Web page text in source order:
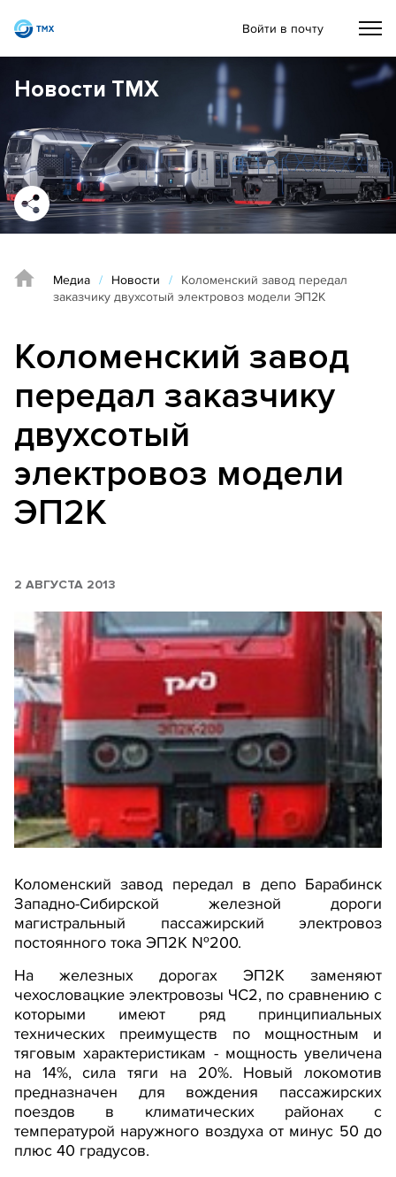
Войти в почту
Новости ТМХ
Медиа / Новости /
Коломенский завод передал
заказчику двухсотый электровоз модели ЭП2К
Коломенский завод
передал заказчику
двухсотый
электровоз модели
ЭП2К
2 АВГУСТА 2013
Коломенский завод передал в депо Барабинск
Западно-Сибирской железной дороги
магистральный пассажирский электровоз
постоянного тока ЭП2К №200.
На железных дорогах ЭП2К заменяют
чехословацкие электровозы ЧС2, по сравнению с
которыми имеют ряд принципиальных
технических преимуществ по мощностным и
тяговым характеристикам - мощность увеличена
на 14%, сила тяги на 20%. Новый локомотив
предназначен для вождения пассажирских
поездов в климатических районах с
температурой наружного воздуха от минус 50 до
плюс 40 градусов.